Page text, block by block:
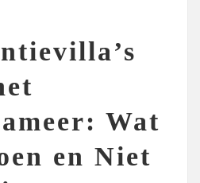
Wat
en Niet